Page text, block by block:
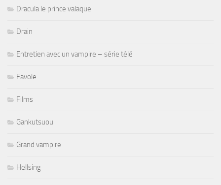
Dracula le prince valaque
Drain
Entretien avec un vampire – série télé
Favole
Films
Gankutsuou
Grand vampire
Hellsing